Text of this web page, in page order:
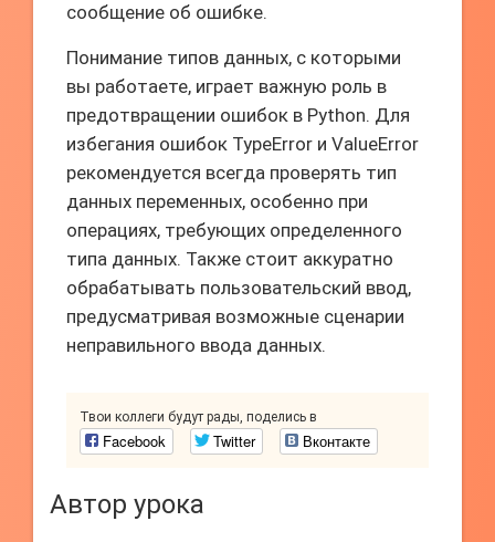
сообщение об ошибке.
Понимание типов данных, с которыми
вы работаете, играет важную роль в
предотвращении ошибок в Python. Для
избегания ошибок TypeError и ValueError
рекомендуется всегда проверять тип
данных переменных, особенно при
операциях, требующих определенного
типа данных. Также стоит аккуратно
обрабатывать пользовательский ввод,
предусматривая возможные сценарии
неправильного ввода данных.
Твои коллеги будут рады, поделись в
Facebook Twitter Вконтакте
Автор урока